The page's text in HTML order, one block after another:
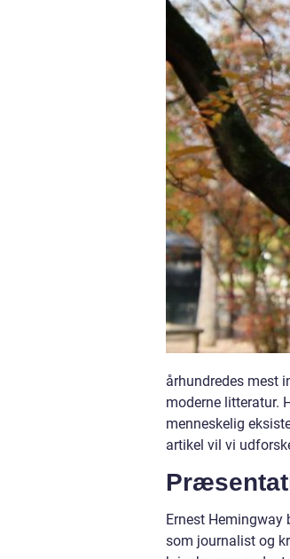
århundredes mest
moderne litteratur.
menneskelig
artikel vil vi
Ernest Hemingway
som journalist og